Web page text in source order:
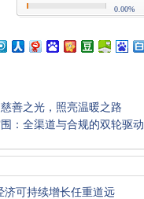
0.00%
善之光，照亮温暖之路
：全渠道与合规的双轮驱动
济可持续增长任重道远